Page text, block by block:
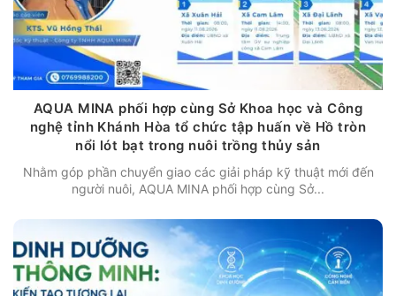
AQUA MINA phối hợp cùng Sở Khoa học và Công
nghệ tỉnh Khánh Hòa tổ chức tập huấn về Hồ tròn
nổi lót bạt trong nuôi trồng thủy sản
Nhằm góp phần chuyển giao các giải pháp kỹ thuật mới đến
người nuôi, AQUA MINA phối hợp cùng Sở...